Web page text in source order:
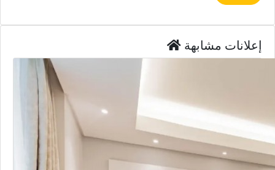
إعلانات مشابهة